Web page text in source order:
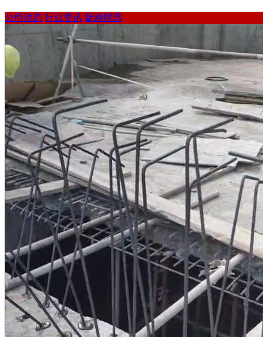
公司动态 行业资讯 疑难解惑